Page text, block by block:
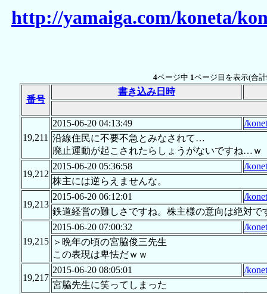
http://yamaiga.com/koneta/
4ページ中 1ページ目を表示(合計
番号
書き込み日時
19,211
2015-06-20 04:13:49
/
沿線住民に不要不急とみなされて…
廃止運動が起こされたらしょうがないですね…ｗ
19,212
2015-06-20 05:36:58
/
株主には逆らえませんな。
19,213
2015-06-20 06:12:01
/
鉄道経営の難しさですね。株主様の意向は絶対で
19,215
2015-06-20 07:00:32
/
＞晩年の頃の宮脇俊三先生
この表現は卑怯だｗｗ
19,217
2015-06-20 08:05:01
/
宮脇先生に笑ってしまった